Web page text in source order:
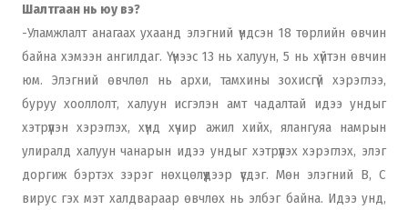
Шалтгаан нь юу вэ?
-Уламжлалт анагаах ухаанд элэгний үндсэн 18 төрлийн өвчин
байна хэмээн ангилдаг. Үүнээс 13 нь халуун, 5 нь хүйтэн өвчин
юм. Элэгний өвчлөл нь архи, тамхины зохисгүй хэрэглээ,
буруу хооллолт, халуун исгэлэн амт чадалтай идээ ундыг
хэтрүүлэн хэрэглэх, хүнд хүчир ажил хийх, ялангуяа намрын
улиралд халуун чанарын идээ ундыг хэтрүүлэх хэрэглэх, элэг
доргиж бэртэх зэрэг нөхцөлүүдээр үүсдэг. Мөн элэгний В, С
вирус гэх мэт халдвараар өвчлөх нь элбэг байна. Идээ унд,